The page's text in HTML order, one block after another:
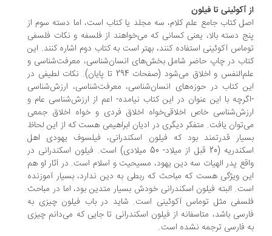
آكوئینی تا فیلون
كتاب جامع علم كلام، سه مجلد یا كتاب است، اما دسته سوم از
دسته بالا، یعنی كسانی كه می‌خواهند از فلسفه و نكات فلسفی
آكوئینی استفاده كنند، بهتر است به كتاب دوم اشاره كنند. این
در چاپ حاضر شامل بخش‌های انسان‌شناسی، معرفت‌شناسی و
علم‌النفس و اخلاق می‌شود (صفحات 294 تا پایان). نكات لطیفی در
كتاب در حوزه‌های انسان‌شناسی، معرفت‌شناسی، ارزش‌شناسی
با این عنوان در این كتاب نیامده- اعم از ارزش‌شناسی عام و
خاص اخلاقی‌خواه اخلاق فردی و خواه اخلاق جمعی
یافت. متفكر دیگری در ادیان ابراهیمی هست كه از این لحاظ
قدرتمند بود كه فیلون اسكندرانی، فیلسوف یهودی اهل
اسكندریه (20 قبل از میلاد- 50 میلادی) است. فیلون اسكندرانی در
پدر الهیات سه دین یهود، مسیحیت و اسلام است. در آثار او هم
ویژگی هست كه مباحث كه ربطی به دین ندارد، بسیار آموزنده
البته فیلون اسكندرانی خودش بسیار متدین بود، اما در مباحث
مثل توماس آكوئینی است. شاید در باب فیلون چیزی به
باشد، متاسفانه از فیلون اسكندرانی تا جایی كه می‌دانم چیزی
فارسی ترجمه نشده است.